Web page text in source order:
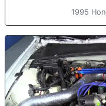
1995